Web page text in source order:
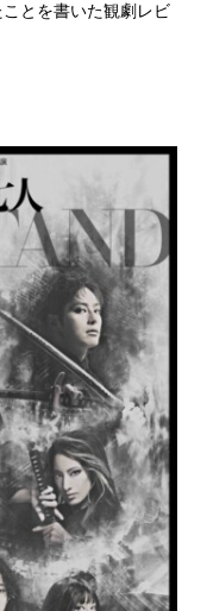
とを書いた観劇レビ